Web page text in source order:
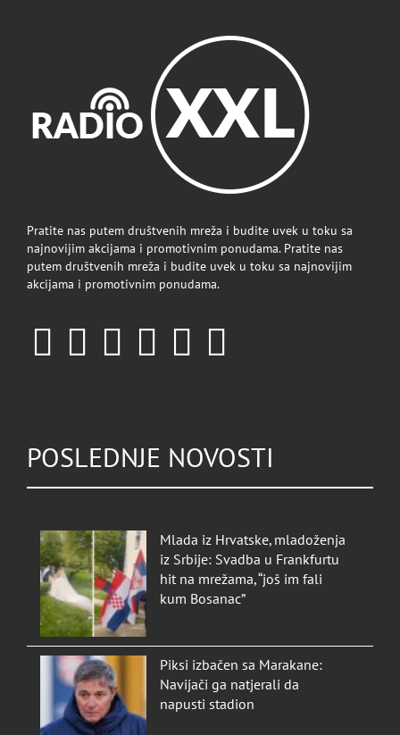
Pratite nas putem društvenih mreža i budite uvek u toku sa
najnovijim akcijama i promotivnim ponudama. Pratite nas
putem društvenih mreža i budite uvek u toku sa najnovijim
akcijama i promotivnim ponudama.
POSLEDNJE NOVOSTI
Mlada iz Hrvatske, mladoženja
iz Srbije: Svadba u Frankfurtu
hit na mrežama, “još im fali
kum Bosanac”
Piksi izbačen sa Marakane:
Navijači ga natjerali da
napusti stadion